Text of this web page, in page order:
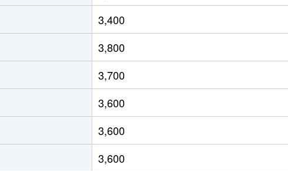
いずみ野 徒歩21分 145m² 100m²
いずみ野 徒歩3分 125m² 95m²
下飯田 徒歩15分 220m² 95m²
下飯田 徒歩4分 290m² -
弥生台 徒歩24分 135m² 105m²
弥生台 徒歩25分 100m² 105m²
3,400
3,800
3,700
3,600
3,600
3,600